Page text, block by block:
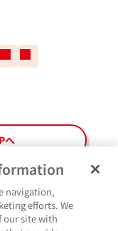
の
番
ペ
ー
へ
navigation,
efforts. We
our site with